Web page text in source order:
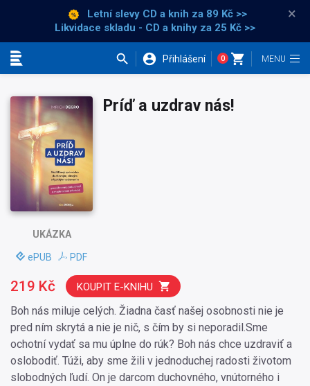
Letní slevy CD a knih za 89 Kč >>
Likvidace skladu - CD a knihy za 25 Kč >>
×
Přihlášení 0
UKÁZKA
ePUB PDF
Príď a uzdrav nás!
Boh nás miluje celých. Žiadna časť našej osobnosti nie je
pred ním skrytá a nie je nič, s čím by si neporadil.Sme
ochotní vydať sa mu úplne do rúk? Boh nás chce uzdraviť a
oslobodiť. Túži, aby sme žili v jednoduchej radosti životom
slobodných ľudí. On je darcom duchovného, vnútorného i
219 Kč KOUPIT E-KNIHU